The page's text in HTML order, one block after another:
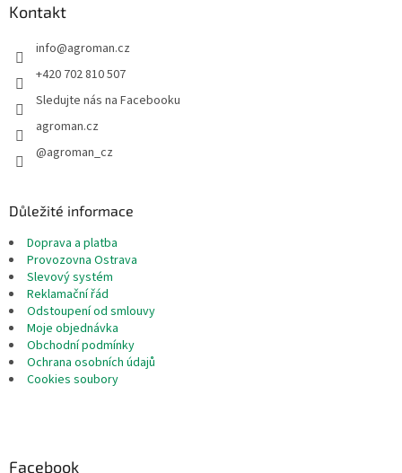
Kontakt
info@agroman.cz
+420 702 810 507
Sledujte nás na Facebooku
agroman.cz
@agroman_cz
Důležité informace
Doprava a platba
Provozovna Ostrava
Slevový systém
Reklamační řád
Odstoupení od smlouvy
Moje objednávka
Obchodní podmínky
Ochrana osobních údajů
Cookies soubory
Facebook